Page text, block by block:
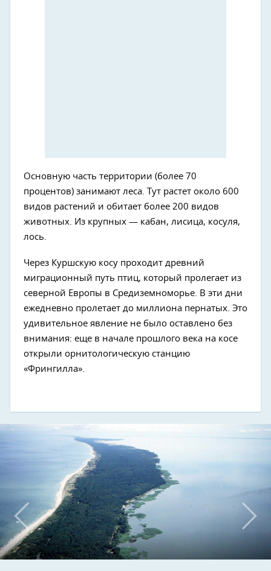
Основную часть территории (более 70
процентов) занимают леса. Тут растет около 600
видов растений и обитает более 200 видов
животных. Из крупных — кабан, лисица, косуля,
лось.
Через Куршскую косу проходит древний
миграционный путь птиц, который пролегает из
северной Европы в Средиземноморье. В эти дни
ежедневно пролетает до миллиона пернатых. Это
удивительное явление не было оставлено без
внимания: еще в начале прошлого века на косе
открыли орнитологическую станцию
«Фрингилла».
Next